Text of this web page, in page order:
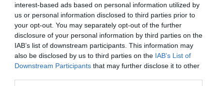
interest-based ads based on personal information utilized by
us or personal information disclosed to third parties prior to
your opt-out. You may separately opt-out of the further
disclosure of your personal information by third parties on the
IAB’s list of downstream participants. This information may
also be disclosed by us to third parties on the IAB’s List of
Downstream Participants that may further disclose it to other